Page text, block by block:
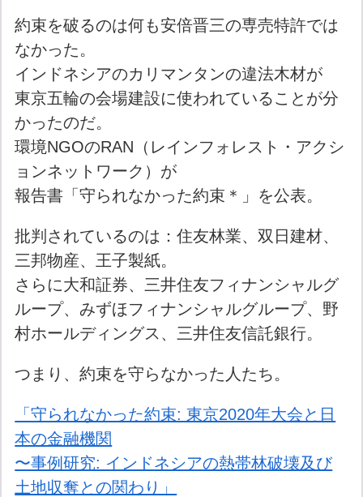
約束を破るのは何も安倍晋三の専売特許では
なかった。
インドネシアのカリマンタンの違法木材が
東京五輪の会場建設に使われていることが分
かったのだ。
環境NGOのRAN（レインフォレスト・アクシ
ョンネットワーク）が
報告書「守られなかった約束＊」を公表。
批判されているのは：住友林業、双日建材、
三邦物産、王子製紙。
さらに大和証券、三井住友フィナンシャルグ
ループ、みずほフィナンシャルグループ、野
村ホールディングス、三井住友信託銀行。
つまり、約束を守らなかった人たち。
「守られなかった約束: 東京2020年大会と日
本の金融機関
〜事例研究: インドネシアの熱帯林破壊及び
土地収奪との関わり」